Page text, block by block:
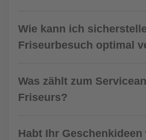
Wie kann ich
Friseurbesuch optimal
Was zählt zum
Friseurs?
Habt Ihr